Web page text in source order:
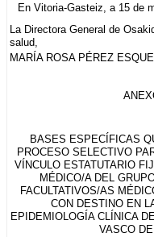
En Vitoria-Gasteiz, a 15 de
La Directora General de
salud,
MARÍA ROSA PÉREZ
BASES ESPECÍFICAS
PROCESO SELECTIVO
VÍNCULO ESTATUTARIO
MÉDICO/A DEL
FACULTATIVOS/AS
CON DESTINO EN
EPIDEMIOLOGÍA CLÍNICA
VASCO